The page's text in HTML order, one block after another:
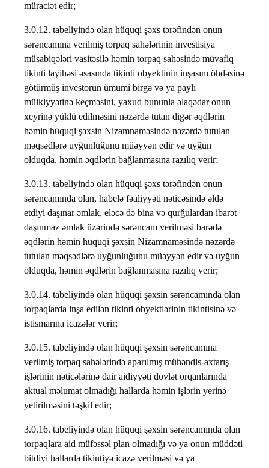
müraciət edir;
3.0.12. tabeliyində olan hüquqi şəxs tərəfindən onun
sərəncamına verilmiş torpaq sahələrinin investisiya
müsabiqələri vasitəsilə həmin torpaq sahəsində müvafiq
tikinti layihəsi əsasında tikinti obyektinin inşasını öhdəsinə
götürmüş investorun ümumi birgə və ya paylı
mülkiyyətinə keçməsini, yaxud bununla əlaqədar onun
xeyrinə yüklü edilməsini nəzərdə tutan digər əqdlərin
həmin hüquqi şəxsin Nizamnaməsində nəzərdə tutulan
məqsədlərə uyğunluğunu müəyyən edir və uyğun
olduqda, həmin əqdlərin bağlanmasına razılıq verir;
3.0.13. tabeliyində olan hüquqi şəxs tərəfindən onun
sərəncamında olan, habelə fəaliyyəti nəticəsində əldə
etdiyi daşınar əmlak, eləcə də bina və qurğulardan ibarət
daşınmaz əmlak üzərində sərəncam verilməsi barədə
əqdlərin həmin hüquqi şəxsin Nizamnaməsində nəzərdə
tutulan məqsədlərə uyğunluğunu müəyyən edir və uyğun
olduqda, həmin əqdlərin bağlanmasına razılıq verir;
3.0.14. tabeliyində olan hüquqi şəxsin sərəncamında olan
torpaqlarda inşa edilən tikinti obyektlərinin tikintisinə və
istismarına icazələr verir;
3.0.15. tabeliyində olan hüquqi şəxsin sərəncamına
verilmiş torpaq sahələrində aparılmış mühəndis-axtarış
işlərinin nəticələrinə dair aidiyyəti dövlət orqanlarında
aktual məlumat olmadığı hallarda həmin işlərin yerinə
yetirilməsini təşkil edir;
3.0.16. tabeliyində olan hüquqi şəxsin sərəncamında olan
torpaqlara aid müfəssəl plan olmadığı və ya onun müddəti
bitdiyi hallarda tikintiyə icazə verilməsi və ya